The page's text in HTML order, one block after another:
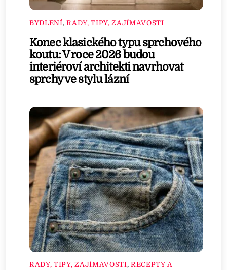
BYDLENÍ,RADY, TIPY, ZAJÍMAVOSTI
Konec klasického typu sprchového
koutu: V roce 2026 budou
interiéroví architekti navrhovat
sprchy ve stylu lázní
RADY, TIPY, ZAJÍMAVOSTI, RECEPTY A